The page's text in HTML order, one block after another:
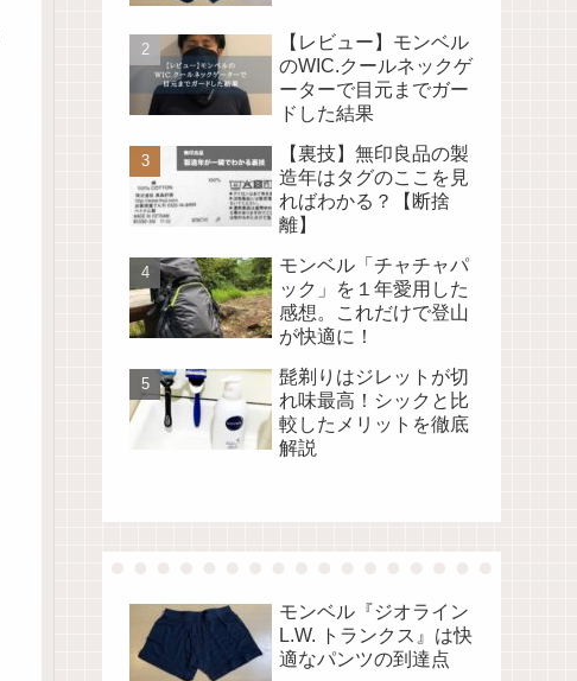
【レビュー】モンベル
のWIC.クールネックゲ
ーターで目元までガー
ドした結果
【裏技】無印良品の製
造年はタグのここを見
ればわかる？【断捨
離】
モンベル「チャチャパ
ック」を１年愛用した
感想。これだけで登山
が快適に！
髭剃りはジレットが切
れ味最高！シックと比
較したメリットを徹底
解説
モンベル『ジオライン
L.W. トランクス』は快
適なパンツの到達点